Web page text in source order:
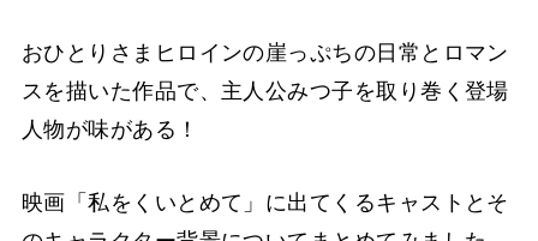
おひとりさまヒロインの崖っぷちの日常とロマン
スを描いた作品で、主人公みつ子を取り巻く登場
人物が味がある！
映画「私をくいとめて」に出てくるキャストとそ